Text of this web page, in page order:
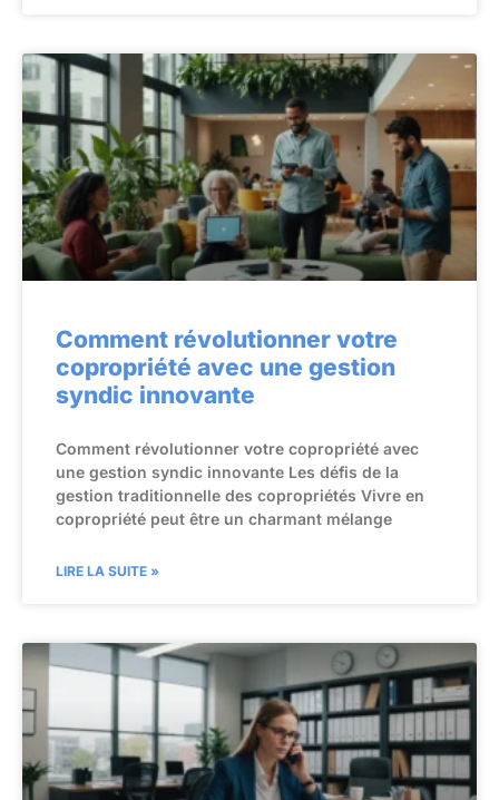
Comment révolutionner votre
copropriété avec une gestion
syndic innovante
Comment révolutionner votre copropriété avec
une gestion syndic innovante Les défis de la
gestion traditionnelle des copropriétés Vivre en
copropriété peut être un charmant mélange
LIRE LA SUITE »